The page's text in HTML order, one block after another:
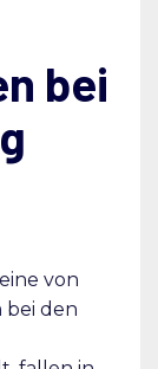
bei
von
bei den